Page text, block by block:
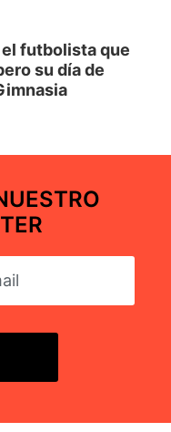
futbolista que
su día de